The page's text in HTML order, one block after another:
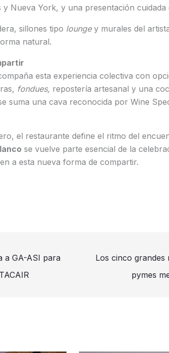
Nueva York, y una presentación cuidada
sillones tipo loungey murales del
natural.
esta experiencia colectiva con
fondues, repostería artesanal y una
suma una cava reconocida por Wine
el restaurante define el ritmo del
se vuelve parte esencial de la
a esta nueva forma de compartir.
a GA-ASI para
Los cinco grandes
pymes